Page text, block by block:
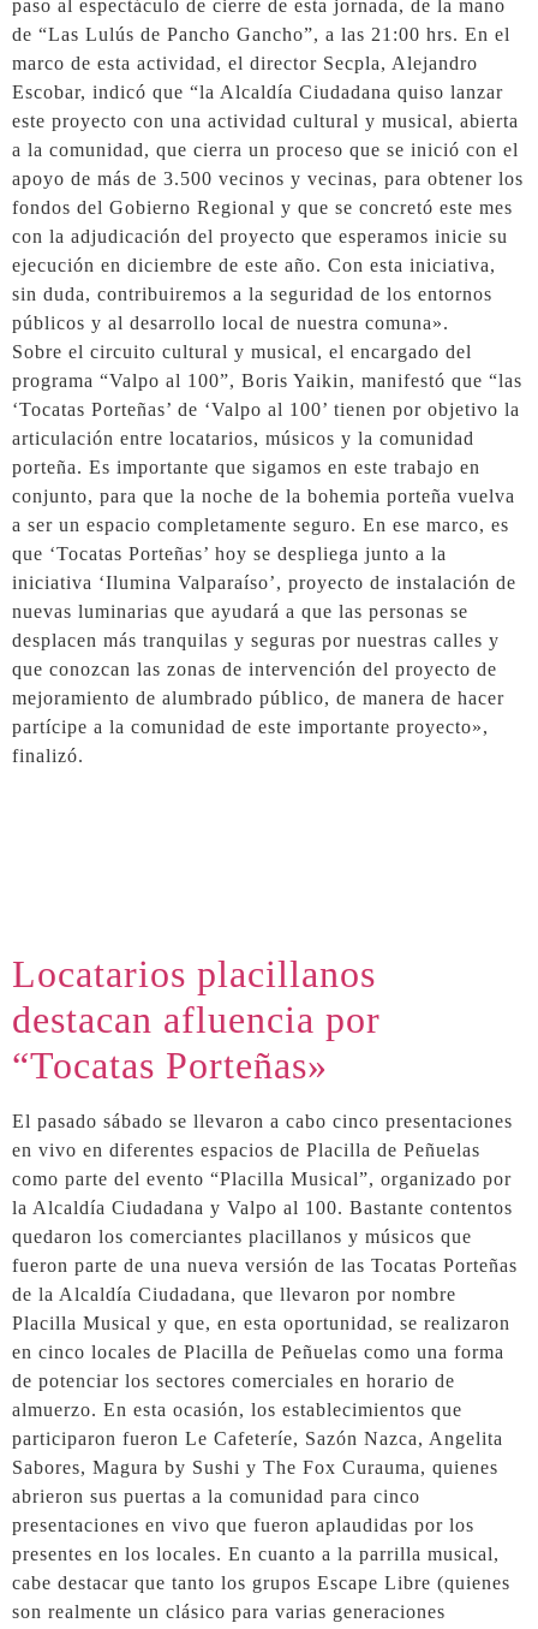
paso al espectáculo de cierre de esta jornada, de la mano
de “Las Lulús de Pancho Gancho”, a las 21:00 hrs. En el
marco de esta actividad, el director Secpla, Alejandro
Escobar, indicó que “la Alcaldía Ciudadana quiso lanzar
este proyecto con una actividad cultural y musical, abierta
a la comunidad, que cierra un proceso que se inició con el
apoyo de más de 3.500 vecinos y vecinas, para obtener los
fondos del Gobierno Regional y que se concretó este mes
con la adjudicación del proyecto que esperamos inicie su
ejecución en diciembre de este año. Con esta iniciativa,
sin duda, contribuiremos a la seguridad de los entornos
públicos y al desarrollo local de nuestra comuna».
Sobre el circuito cultural y musical, el encargado del
programa “Valpo al 100”, Boris Yaikin, manifestó que “las
‘Tocatas Porteñas’ de ‘Valpo al 100’ tienen por objetivo la
articulación entre locatarios, músicos y la comunidad
porteña. Es importante que sigamos en este trabajo en
conjunto, para que la noche de la bohemia porteña vuelva
a ser un espacio completamente seguro. En ese marco, es
que ‘Tocatas Porteñas’ hoy se despliega junto a la
iniciativa ‘Ilumina Valparaíso’, proyecto de instalación de
nuevas luminarias que ayudará a que las personas se
desplacen más tranquilas y seguras por nuestras calles y
que conozcan las zonas de intervención del proyecto de
mejoramiento de alumbrado público, de manera de hacer
partícipe a la comunidad de este importante proyecto»,
finalizó.
Locatarios placillanos
destacan afluencia por
“Tocatas Porteñas»
El pasado sábado se llevaron a cabo cinco presentaciones
en vivo en diferentes espacios de Placilla de Peñuelas
como parte del evento “Placilla Musical”, organizado por
la Alcaldía Ciudadana y Valpo al 100. Bastante contentos
quedaron los comerciantes placillanos y músicos que
fueron parte de una nueva versión de las Tocatas Porteñas
de la Alcaldía Ciudadana, que llevaron por nombre
Placilla Musical y que, en esta oportunidad, se realizaron
en cinco locales de Placilla de Peñuelas como una forma
de potenciar los sectores comerciales en horario de
almuerzo. En esta ocasión, los establecimientos que
participaron fueron Le Cafeteríe, Sazón Nazca, Angelita
Sabores, Magura by Sushi y The Fox Curauma, quienes
abrieron sus puertas a la comunidad para cinco
presentaciones en vivo que fueron aplaudidas por los
presentes en los locales. En cuanto a la parrilla musical,
cabe destacar que tanto los grupos Escape Libre (quienes
son realmente un clásico para varias generaciones